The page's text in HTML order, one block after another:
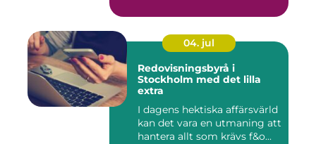
04. jul
Redovisningsbyrå i
Stockholm med det lilla
extra
I dagens hektiska affärsvärld
kan det vara en utmaning att
hantera allt som krävs f&o...